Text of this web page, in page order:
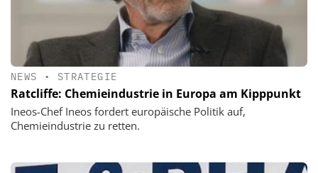
NEWS • STRATEGIE
Ratcliffe: Chemieindustrie in Europa am Kipppunkt
Ineos-Chef Ineos fordert europäische Politik auf,
Chemieindustrie zu retten.